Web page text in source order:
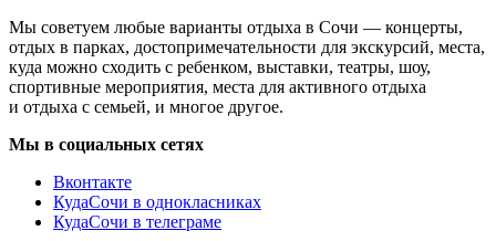
Мы советуем любые варианты отдыха в Сочи — концерты,
отдых в парках, достопримечательности для экскурсий, места,
куда можно сходить с ребенком, выставки, театры, шоу,
спортивные мероприятия, места для активного отдыха
и отдыха с семьей, и многое другое.
Мы в социальных сетях
Вконтакте
КудаСочи в однокласниках
КудаСочи в телеграме